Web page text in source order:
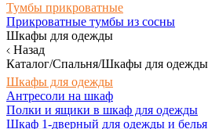
Тумбы прикроватные
Прикроватные тумбы из сосны
Шкафы для одежды
Назад
Каталог/Спальня/Шкафы для одежды
Шкафы для одежды
Антресоли на шкаф
Полки и ящики в шкаф для одежды
Шкаф 1-дверный для одежды и белья